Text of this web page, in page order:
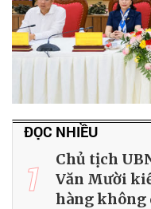
ĐỌC NHIỀU
1
Chủ tịch
Văn Mười
hàng không